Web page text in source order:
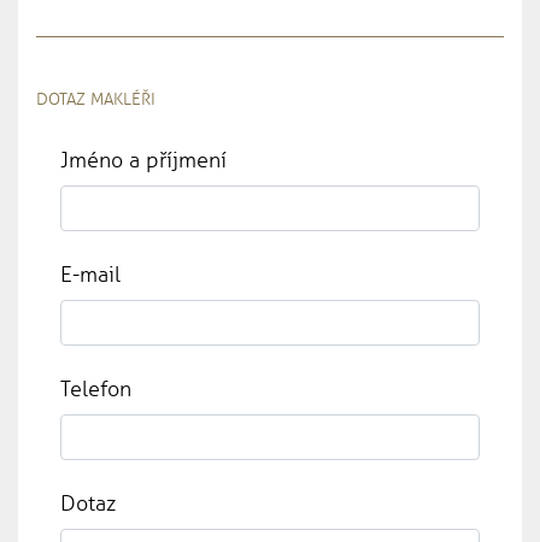
DOTAZ MAKLÉŘI
Jméno a příjmení
E-mail
Telefon
Dotaz